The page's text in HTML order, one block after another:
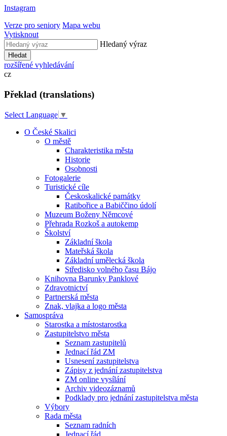
Instagram
Verze pro seniory Mapa webu
Vytisknout
Hledaný výraz
Hledat
rozšířené vyhledávání
cz
Překlad (translations)
Select Language ▼
O České Skalici
O městě
Charakteristika města
Historie
Osobnosti
Fotogalerie
Turistické cíle
Českoskalické památky
Ratibořice a Babiččino údolí
Muzeum Boženy Němcové
Přehrada Rozkoš a autokemp
Školství
Základní škola
Mateřská škola
Základní umělecká škola
Středisko volného času Bájo
Knihovna Barunky Panklové
Zdravotnictví
Partnerská města
Znak, vlajka a logo města
Samospráva
Starostka a místostarostka
Zastupitelstvo města
Seznam zastupitelů
Jednací řád ZM
Usnesení zastupitelstva
Zápisy z jednání zastupitelstva
ZM online vysílání
Archiv videozáznamů
Podklady pro jednání zastupitelstva města
Výbory
Rada města
Seznam radních
Jednací řád